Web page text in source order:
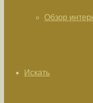
Обзор
Искать